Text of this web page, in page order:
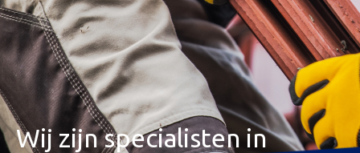
Wij zijn specialisten in